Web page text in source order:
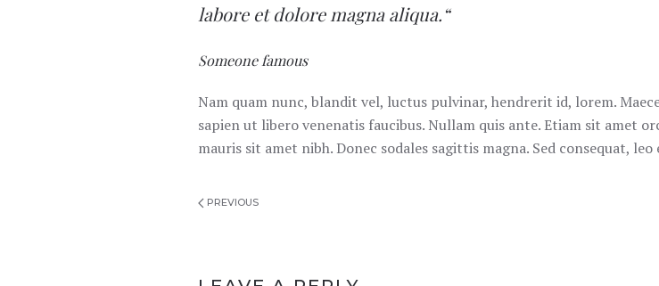
labore et dolore magna aliqua.“
Someone famous
Nam quam nunc, blandit vel, luctus pulvinar, hendrerit id, lorem.
sapien ut libero venenatis faucibus. Nullam quis ante. Etiam sit amet
mauris sit amet nibh. Donec sodales sagittis magna. Sed consequat,
PREVIOUS